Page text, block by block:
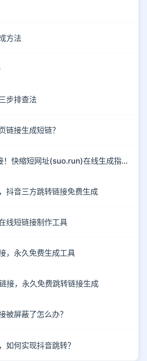
方法
步排查法
链接生成短链？
3分钟搞定防红链接！快缩短网址(suo.run)在线生成指南
抖音三方跳转链接免费生成
线短链接制作工具
，永久免费生成工具
接，永久免费跳转链接生成
屏蔽了怎么办？
如何实现抖音跳转？